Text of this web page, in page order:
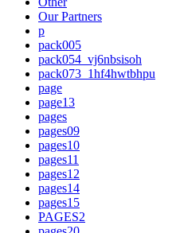
Our Partners
p
pack005
pack054_vj6nbsisoh
pack073_1hf4hwtbhpu
page
page13
pages
pages09
pages10
pages11
pages12
pages14
pages15
PAGES2